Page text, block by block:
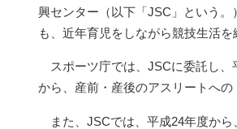
興センター（以下「JSC」という
も、近年育児をしながら競技生活
スポーツ庁では、JSCに委託し
から、産前・産後のアスリートへの
また、JSCでは、平成24年度か